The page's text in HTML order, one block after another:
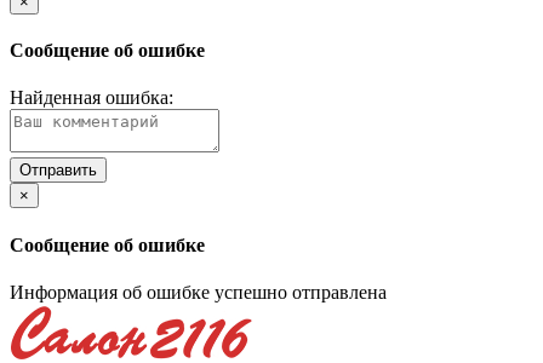
Сообщение об ошибке
Найденная ошибка:
×
Сообщение об ошибке
Информация об ошибке успешно отправлена